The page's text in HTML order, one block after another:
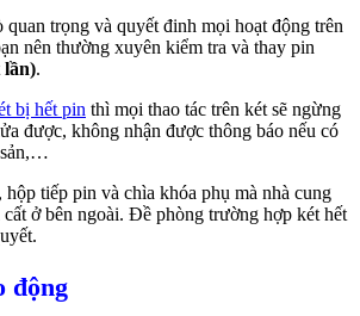
trọng và quyết đinh mọi hoạt động trên
nên thường xuyên kiểm tra và thay pin
lần).
bị hết pin thì mọi thao tác trên két sẽ ngừng
được, không nhận được thông báo nếu có
sản,…
tiếp pin và chìa khóa phụ mà nhà cung
cất ở bên ngoài. Đề phòng trường hợp két hết
động